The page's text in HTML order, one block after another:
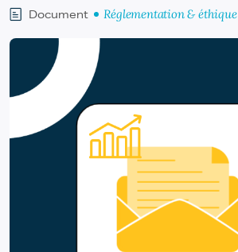
Document Réglementation & éthique